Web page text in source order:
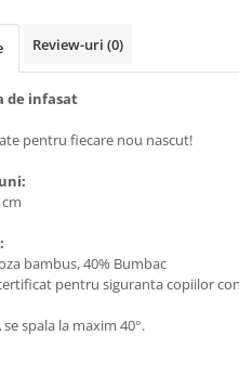
Review-uri (0)
de infasat
pentru fiecare nou nascut!
bambus, 40% Bumbac
pentru siguranta copiilor
spala la maxim 40°.